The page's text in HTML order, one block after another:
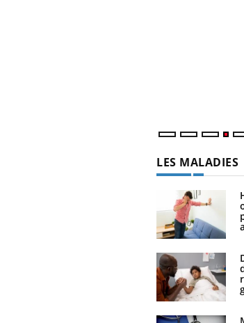
LES MALADIES